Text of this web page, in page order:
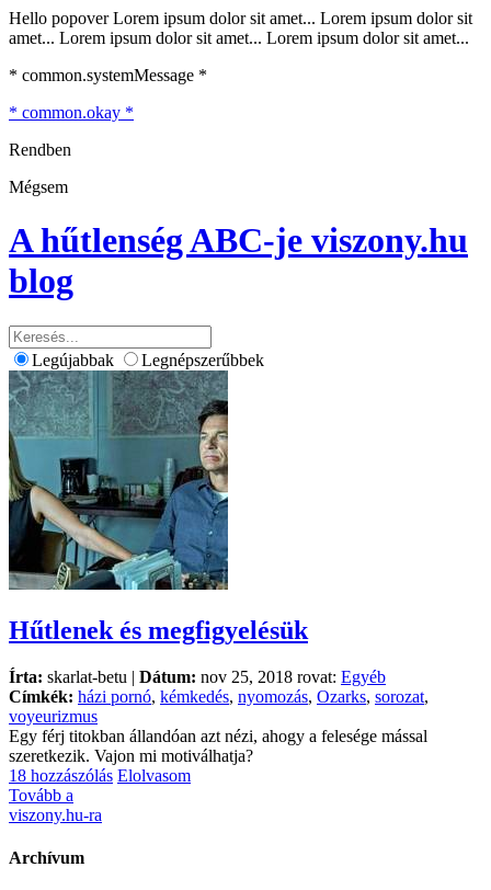
Hello popover Lorem ipsum dolor sit amet... Lorem ipsum dolor sit
amet... Lorem ipsum dolor sit amet... Lorem ipsum dolor sit amet...
* common.systemMessage *
* common.okay *
Rendben
Mégsem
A hűtlenség ABC-je viszony.hu
blog
Legújabbak Legnépszerűbbek
Hűtlenek és megfigyelésük
Írta: skarlat-betu | Dátum: nov 25, 2018 rovat: Egyéb
Címkék: házi pornó, kémkedés, nyomozás, Ozarks, sorozat,
voyeurizmus
Egy férj titokban állandóan azt nézi, ahogy a felesége mással
szeretkezik. Vajon mi motiválhatja?
18 hozzászólás Elolvasom
Tovább a
viszony.hu-ra
Archívum